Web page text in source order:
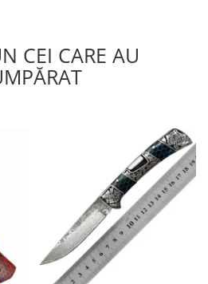
CEI CARE AU